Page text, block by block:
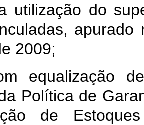
utilização do
2009;
equalização
Política de
de